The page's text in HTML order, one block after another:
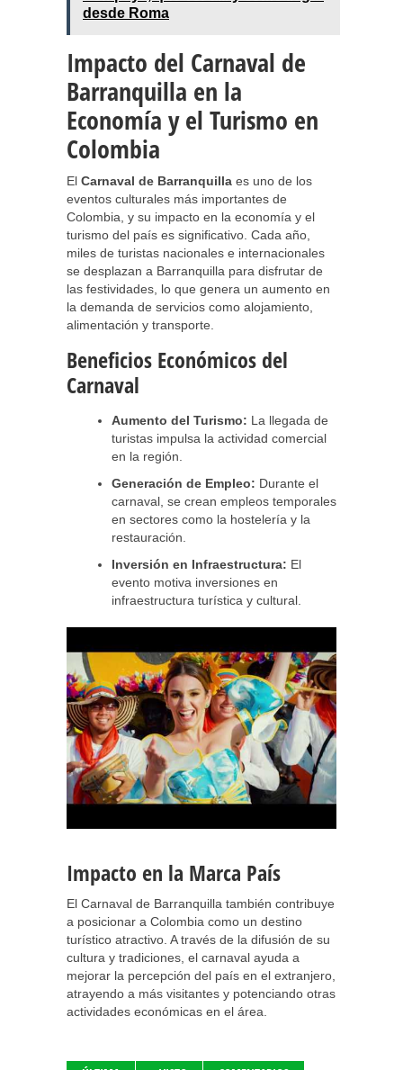
desde Roma
Impacto del Carnaval de
Barranquilla en la
Economía y el Turismo en
Colombia
El Carnaval de Barranquilla es uno de los
eventos culturales más importantes de
Colombia, y su impacto en la economía y el
turismo del país es significativo. Cada año,
miles de turistas nacionales e internacionales
se desplazan a Barranquilla para disfrutar de
las festividades, lo que genera un aumento en
la demanda de servicios como alojamiento,
alimentación y transporte.
Beneficios Económicos del
Carnaval
Aumento del Turismo: La llegada de
turistas impulsa la actividad comercial
en la región.
Generación de Empleo: Durante el
carnaval, se crean empleos temporales
en sectores como la hostelería y la
restauración.
Inversión en Infraestructura: El
evento motiva inversiones en
infraestructura turística y cultural.
Impacto en la Marca País
El Carnaval de Barranquilla también contribuye
a posicionar a Colombia como un destino
turístico atractivo. A través de la difusión de su
cultura y tradiciones, el carnaval ayuda a
mejorar la percepción del país en el extranjero,
atrayendo a más visitantes y potenciando otras
actividades económicas en el área.